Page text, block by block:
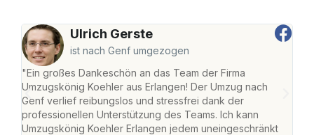
Ulrich Gerste
ist nach Genf umgezogen
"Ein großes Dankeschön an das Team der Firma
Umzugskönig Koehler aus Erlangen! Der Umzug nach
Genf verlief reibungslos und stressfrei dank der
professionellen Unterstützung des Teams. Ich kann
Umzugskönig Koehler Erlangen jedem uneingeschränkt